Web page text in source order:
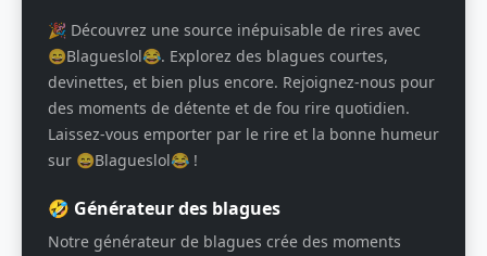
🎉 Découvrez une source inépuisable de rires avec
😄Blagueslol😂. Explorez des blagues courtes,
devinettes, et bien plus encore. Rejoignez-nous pour
des moments de détente et de fou rire quotidien.
Laissez-vous emporter par le rire et la bonne humeur
sur 😄Blagueslol😂 !
🤣 Générateur des blagues
Notre générateur de blagues crée des moments